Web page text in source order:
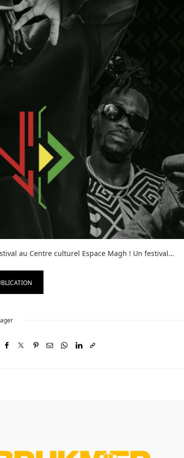
au Centre culturel Espace Magh ! Un festival…